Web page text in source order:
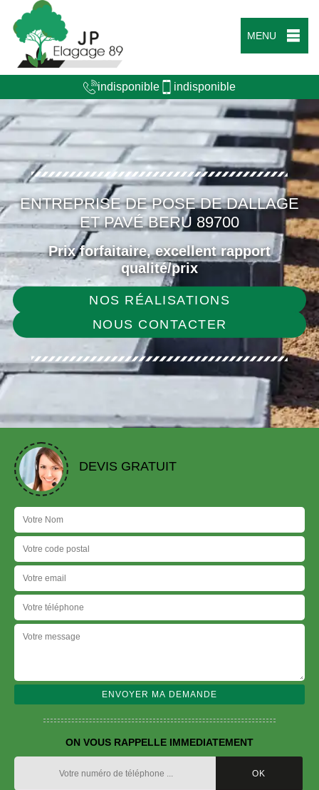
MENU
indisponible indisponible
ENTREPRISE DE POSE DE DALLAGE
ET PAVÉ BERU 89700
Prix forfaitaire, excellent rapport
qualité/prix
NOS RÉALISATIONS
NOUS CONTACTER
DEVIS GRATUIT
ON VOUS RAPPELLE IMMEDIATEMENT